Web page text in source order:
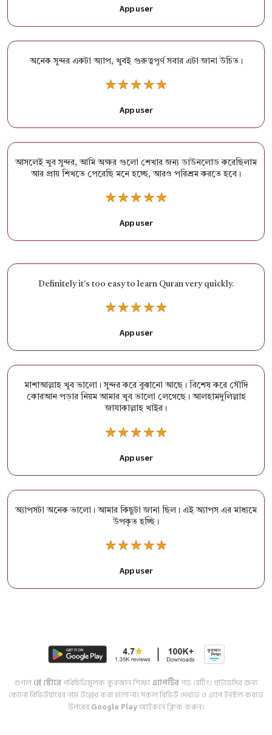
App user
অনেক সুন্দর একটা অ্যাপ, খুবই গুরুত্বপূর্ণ সবার এটা জানা উচিত।
App user
আসলেই খুব সুন্দর, আমি অক্ষর গুলো শেখার জন্য ডাউনলোড করেছিলাম
আর প্রায় শিখতে পেরেছি মনে হচ্ছে, আরও পরিশ্রম করতে হবে।
App user
Definitely it's too easy to learn Quran very quickly.
App user
মাশাআল্লাহ খুব ভালো। সুন্দর করে বুঝানো আছে। বিশেষ করে সৌদি
কোরআন পড়ার নিয়ম আমার খুব ভালো লেগেছে। আলহামদুলিল্লাহ
জাযাকাল্লাহ খাইর।
App user
অ্যাপসটা অনেক ভালো। আমার কিছুটা জানা ছিল। এই অ্যাপস এর মাধ্যমে
উপকৃত হচ্ছি।
App user
গুগলপ্লে স্টোরেপরিচিতিমূলক কুরআন শিক্ষাএ্যাপটিরগড় রেটিং। প্রাইভেসির জন্য
কোনো রিভিউয়ারের নাম উল্লেখ করা হলো না। সকল রিভিউ দেখতে ও এ্যাপ ইনস্টল করতে
উপরেরGoogle Playআইকনে ক্লিক করুন।